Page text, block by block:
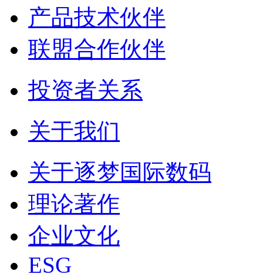
产品技术伙伴
联盟合作伙伴
投资者关系
关于我们
关于逐梦国际数码
理论著作
企业文化
ESG